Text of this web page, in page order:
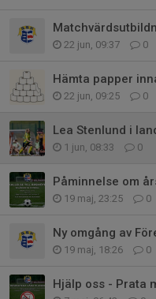
22 jun, 09:37 0
Hämta papper
22 jun, 09:25 0
Lea Stenlund i
1 jun, 08:33 0
Påminnelse om
19 maj, 23:25 0
Ny omgång av
19 maj, 18:26 0
Hjälp oss - Prata